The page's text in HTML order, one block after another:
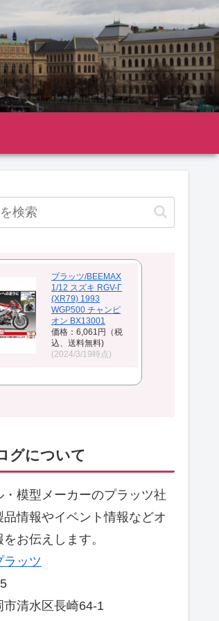
プラッツ/BEEMAX
1/12 スズキ RGV-Γ
(XR79) 1993
WGP500 チャンピ
オン BX13001
価格：6,061円（税
込、送料無料)
(2024/3/19時点)
グについて
・模型メーカーのプラッツ社
品情報やイベント情報などオ
をお伝えします。
ラッツ
市清水区長崎64-1